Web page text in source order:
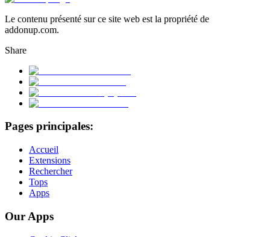
Le contenu présenté sur ce site web est la propriété de
addonup.com.
Share
Pages principales:
Accueil
Extensions
Rechercher
Tops
Apps
Our Apps